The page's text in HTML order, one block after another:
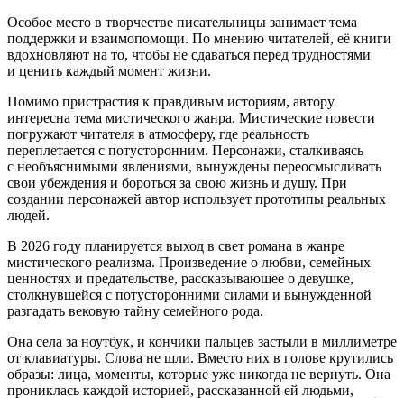
Особое место в творчестве писательницы занимает тема
поддержки и взаимопомощи. По мнению читателей, еë книги
вдохновляют на то, чтобы не сдаваться перед трудностями
и ценить каждый момент жизни.
Помимо пристрастия к правдивым историям, автору
интересна тема мистического жанра. Мистические повести
погружают читателя в атмосферу, где реальность
переплетается с потусторонним. Персонажи, сталкиваясь
с необъяснимыми явлениями, вынуждены переосмысливать
свои убеждения и бороться за свою жизнь и душу. При
создании персонажей автор использует прототипы реальных
людей.
В 2026 году планируется выход в свет романа в жанре
мистического реализма. Произведение о любви, семейных
ценностях и предательстве, рассказывающее о девушке,
столкнувшейся с потусторонними силами и вынужденной
разгадать вековую тайну семейного рода.
Она села за ноутбук, и кончики пальцев застыли в миллиметре
от клавиатуры. Слова не шли. Вместо них в голове крутились
образы: лица, моменты, которые уже никогда не вернуть. Она
прониклась каждой историей, рассказанной ей людьми,